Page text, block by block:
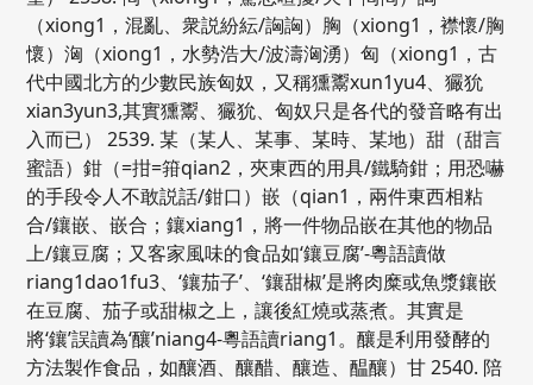
（xiong1，混亂、衆説紛紜/詾詾）胸（xiong1，襟懷/胸
懷）洶（xiong1，水勢浩大/波濤洶湧）匈（xiong1，古
代中國北方的少數民族匈奴，又稱獯鬻xun1yu4、玁狁
xian3yun3,其實獯鬻、玁狁、匈奴只是各代的發音略有出
入而已） 2539. 某（某人、某事、某時、某地）甜（甜言
蜜語）鉗（=拑=箝qian2，夾東西的用具/鐵騎鉗；用恐嚇
的手段令人不敢説話/鉗口）嵌（qian1，兩件東西相粘
合/鑲嵌、嵌合；鑲xiang1，將一件物品嵌在其他的物品
上/鑲豆腐；又客家風味的食品如‘鑲豆腐’-粵語讀做
riang1dao1fu3、‘鑲茄子’、‘鑲甜椒’是將肉糜或魚漿鑲嵌
在豆腐、茄子或甜椒之上，讓後紅燒或蒸煮。其實是
將‘鑲’誤讀為‘釀’niang4-粵語讀riang1。釀是利用發酵的
方法製作食品，如釀酒、釀醋、釀造、醖釀）甘 2540. 陪